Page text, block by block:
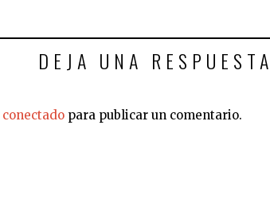
DEJA UNA RESPUESTA
conectado para publicar un comentario.